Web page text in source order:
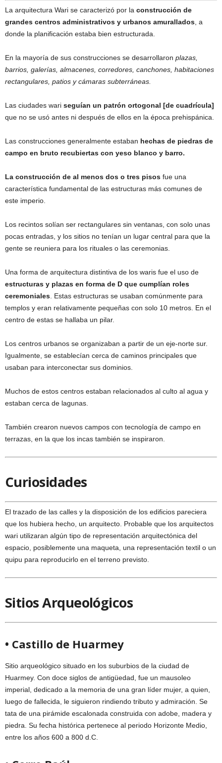
La arquitectura Wari se caracterizó por la construcción de
grandes centros administrativos y urbanos amurallados , a
donde la planificación estaba bien estructurada.
En la mayoría de sus construcciones se desarrollaron plazas,
barrios, galerías, almacenes, corredores, canchones, habitaciones
rectangulares, patios y cámaras subterráneas.
Las ciudades wari seguían un patrón ortogonal [de cuadrícula]
que no se usó antes ni después de ellos en la época prehispánica.
Las construcciones generalmente estaban hechas de piedras de
campo en bruto recubiertas con yeso blanco y barro.
La construcción de al menos dos o tres pisos fue una
característica fundamental de las estructuras más comunes de
este imperio.
Los recintos solían ser rectangulares sin ventanas, con solo unas
pocas entradas, y los sitios no tenían un lugar central para que la
gente se reuniera para los rituales o las ceremonias.
Una forma de arquitectura distintiva de los waris fue el uso de
estructuras y plazas en forma de D que cumplían roles
ceremoniales . Estas estructuras se usaban comúnmente para
templos y eran relativamente pequeñas con solo 10 metros. En el
centro de estas se hallaba un pilar.
Los centros urbanos se organizaban a partir de un eje-norte sur.
Igualmente, se establecían cerca de caminos principales que
usaban para interconectar sus dominios.
Muchos de estos centros estaban relacionados al culto al agua y
estaban cerca de lagunas.
También crearon nuevos campos con tecnología de campo en
terrazas, en la que los incas también se inspiraron.
Curiosidades
El trazado de las calles y la disposición de los edificios pareciera
que los hubiera hecho, un arquitecto. Probable que los arquitectos
wari utilizaran algún tipo de representación arquitectónica del
espacio, posiblemente una maqueta, una representación textil o un
quipu para reproducirlo en el terreno previsto.
Sitios Arqueológicos
• Castillo de Huarmey
Sitio arqueológico situado en los suburbios de la ciudad de
Huarmey. Con doce siglos de antigüedad, fue un mausoleo
imperial, dedicado a la memoria de una gran líder mujer, a quien,
luego de fallecida, le siguieron rindiendo tributo y admiración. Se
tata de una pirámide escalonada construida con adobe, madera y
piedra. Su fecha histórica pertenece al periodo Horizonte Medio,
entre los años 600 a 800 d.C.